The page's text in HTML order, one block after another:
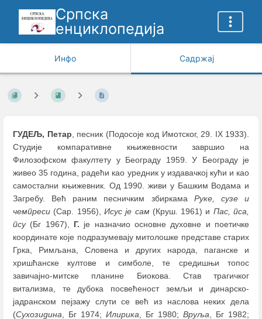
Српска
енциклопедија
Инфо Садржај
ГУДЕЉ, Петар, песник (Подосоје код Имотског, 29. IX 1933).
Студије компаративне књижевности завршио на
Филозофском факултету у Београду 1959. У Београду је
живео 35 година, радећи као уредник у издавачкој кући и као
самостални књижевник. Од 1990. живи у Башким Водама и
Загребу. Већ раним песничким збиркама Руке, сузе и
чемпреси (Сар. 1956), Исус је сам(Круш. 1961) и Пас, пса,
псу(Бг 1967), Г. је назначио основне духовне и поетичке
координате које подразумевају митолошке представе старих
Грка, Римљана, Словена и других народа, паганске и
хришћанске култове и симболе, те средишњи топос
завичајно-митске планине Биокова. Став трагичког
витализма, те дубока посвећеност земљи и динарско-
јадранском пејзажу слути се већ из наслова неких дела
(Сухозидина, Бг 1974; Илирика, Бг 1980; Вруља, Бг 1982;